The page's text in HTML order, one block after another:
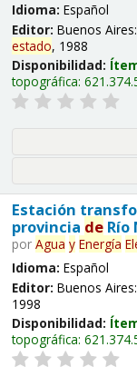
Idioma: Español
Editor: Buenos Aires:
estado, 1988
Disponibilidad:
topográfica:
Estación
provincia deRío
por Agua y Energía
Idioma: Español
Editor: Buenos Aires:
1998
Disponibilidad:
topográfica: